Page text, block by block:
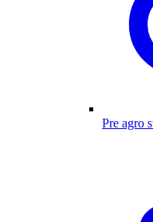
Pre agro